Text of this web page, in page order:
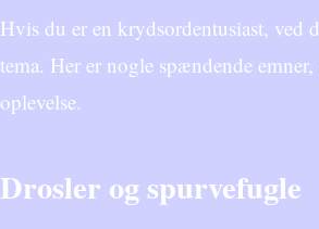
Hvis du er en krydsordentusiast, ved
tema. Her er nogle spændende
oplevelse.
Drosler og spurvefugle